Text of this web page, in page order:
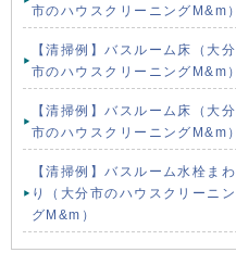
市のハウスクリーニングM&m）
【清掃例】バスルーム床（大分
市のハウスクリーニングM&m）
【清掃例】バスルーム床（大分
市のハウスクリーニングM&m）
【清掃例】バスルーム水栓まわ
り（大分市のハウスクリーニン
グM&m）